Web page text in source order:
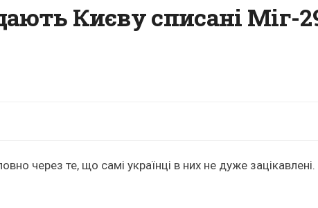
Києву списані Міг-
через те, що самі українці в них не дуже